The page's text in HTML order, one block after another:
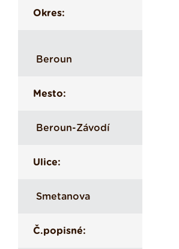
Okres:
Beroun
Mesto:
Beroun-Závodí
Ulice:
Smetanova
Č.popisné: